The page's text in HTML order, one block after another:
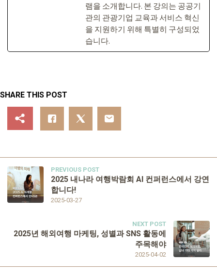
램을 소개합니다. 본 강의는 공공기
관의 관광기업 교육과 서비스 혁신
을 지원하기 위해 특별히 구성되었
습니다.
SHARE THIS POST
PREVIOUS POST
2025-03-27
2025 내나라 여행박람회 AI 컨퍼런스에서 강연
합니다!
NEXT POST
2025-04-02
2025년 해외여행 마케팅, 성별과 SNS 활동에
주목해야